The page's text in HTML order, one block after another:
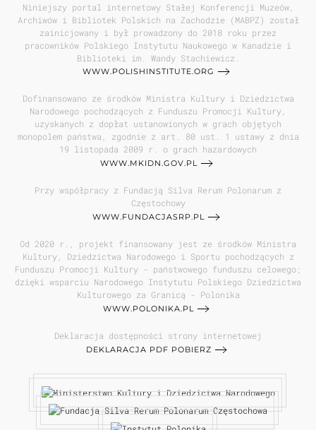
Niniejszy portal internetowy Stałej Konferencji Muzeów,
Archiwów i Bibliotek Polskich na Zachodzie (MABPZ) został
zainicjowany i był prowadzony do 2018 roku przez
pracowników Polskiego Instytutu Naukowego w Kanadzie i
Biblioteki im. Wandy Stachiewicz.
WWW.POLISHINSTITUTE.ORG
Dofinansowano ze środków Ministra Kultury i Dziedzictwa
Narodowego pochodzących z Funduszu Promocji Kultury,
uzyskanych z dopłat ustanowionych w grach objętych
monopolem państwa, zgodnie z art. 80 ust. 1 ustawy z dnia
19 listopada 2009 r. o grach hazardowych
WWW.MKIDN.GOV.PL
Przy współpracy z Fundacją Silva Rerum Polonarum z
Częstochowy
WWW.FUNDACJASRP.PL
Od 2020 r., projekt finansowany jest ze środków Ministra
Kultury, Dziedzictwa Narodowego i Sportu pochodzących z
Funduszu Promocji Kultury - państwowego funduszu celowego;
dzięki wsparciu Narodowego Instytutu Polskiego Dziedzictwa
Kulturowego za Granicą - Polonika
WWW.POLONIKA.PL
Deklaracja dostępności strony internetowej
DEKLARACJA PDF POBIERZ